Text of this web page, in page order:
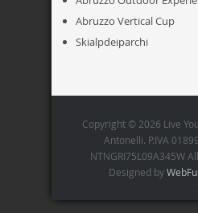
Abruzzo Vertical Cup
Skialpdeiparchi
Copyright © 2026 Live
Antonelli. P.IVA
NTNGRI75L09A345W
Designed by